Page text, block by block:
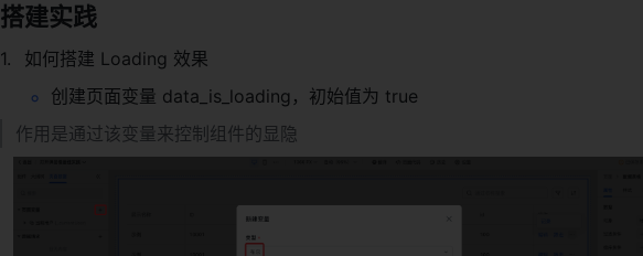
搭建实践
如何搭建 Loading 效果
创建页面变量 data_is_loading，初始值为 true
作用是通过该变量来控制组件的显隐